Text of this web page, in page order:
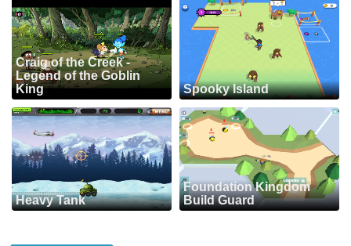
Craig of the Creek -
Legend of the Goblin
King
Spooky Island
Heavy Tank
Foundation Kingdom
Build Guard